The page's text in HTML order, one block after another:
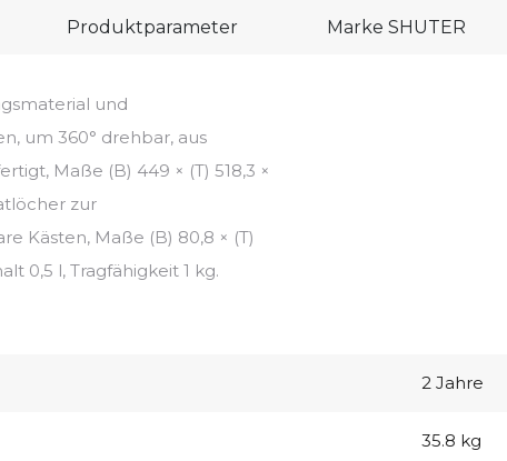
Produktparameter Marke SHUTER
und
um 360° drehbar, aus
Maße (B) 449 × (T) 518,3 ×
zur
Kästen, Maße (B) 80,8 × (T)
0,5 l, Tragfähigkeit 1 kg.
2 Jahre
35.8 kg